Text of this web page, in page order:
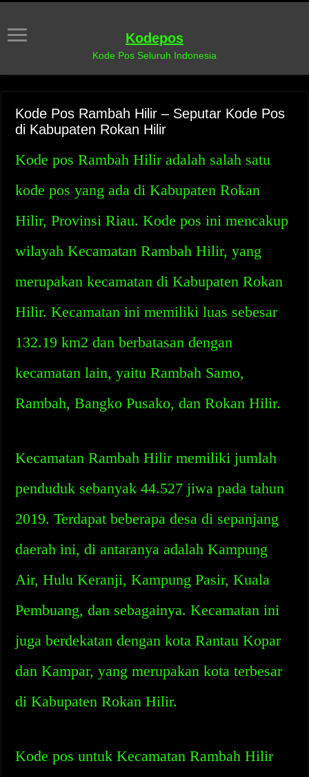
Kodepos
Kode Pos Seluruh Indonesia
Kode Pos Rambah Hilir – Seputar Kode Pos
di Kabupaten Rokan Hilir
Kode pos Rambah Hilir adalah salah satu
kode pos yang ada di Kabupaten Rokan
Hilir, Provinsi Riau. Kode pos ini mencakup
wilayah Kecamatan Rambah Hilir, yang
merupakan kecamatan di Kabupaten Rokan
Hilir. Kecamatan ini memiliki luas sebesar
132.19 km2 dan berbatasan dengan
kecamatan lain, yaitu Rambah Samo,
Rambah, Bangko Pusako, dan Rokan Hilir.
Kecamatan Rambah Hilir memiliki jumlah
penduduk sebanyak 44.527 jiwa pada tahun
2019. Terdapat beberapa desa di sepanjang
daerah ini, di antaranya adalah Kampung
Air, Hulu Keranji, Kampung Pasir, Kuala
Pembuang, dan sebagainya. Kecamatan ini
juga berdekatan dengan kota Rantau Kopar
dan Kampar, yang merupakan kota terbesar
di Kabupaten Rokan Hilir.
Kode pos untuk Kecamatan Rambah Hilir